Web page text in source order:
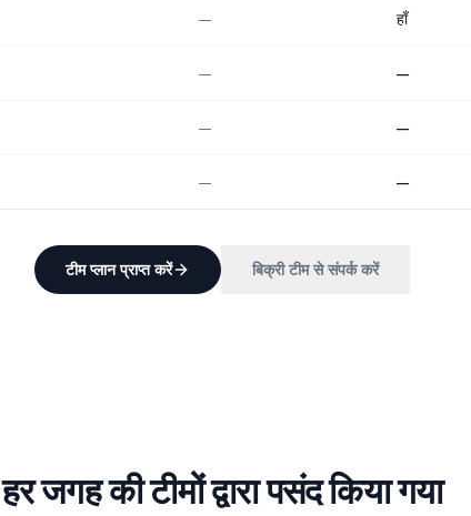
— हाँ
— —
— —
— —
टीम प्लान प्राप्त करें बिक्री टीम से संपर्क करें
हर जगह की टीमों द्वारा पसंद किया गया